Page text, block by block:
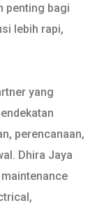
penting bagi
lebih rapi,
yang
perencanaan,
Dhira Jaya